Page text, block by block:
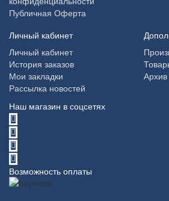
Публичная Оферта
Личный кабинет
Личный кабинет
История заказов
Мои закладки
Рассылка новостей
Архив
Наш магазин в соцсетях
Возможность оплаты